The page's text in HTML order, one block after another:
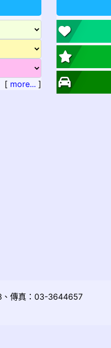
[ more... ]
、傳真：03-3644657